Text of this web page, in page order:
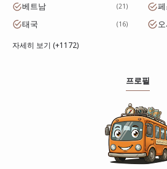
베트남 21
태국 16
자세히 보기 (+1172)
프로필